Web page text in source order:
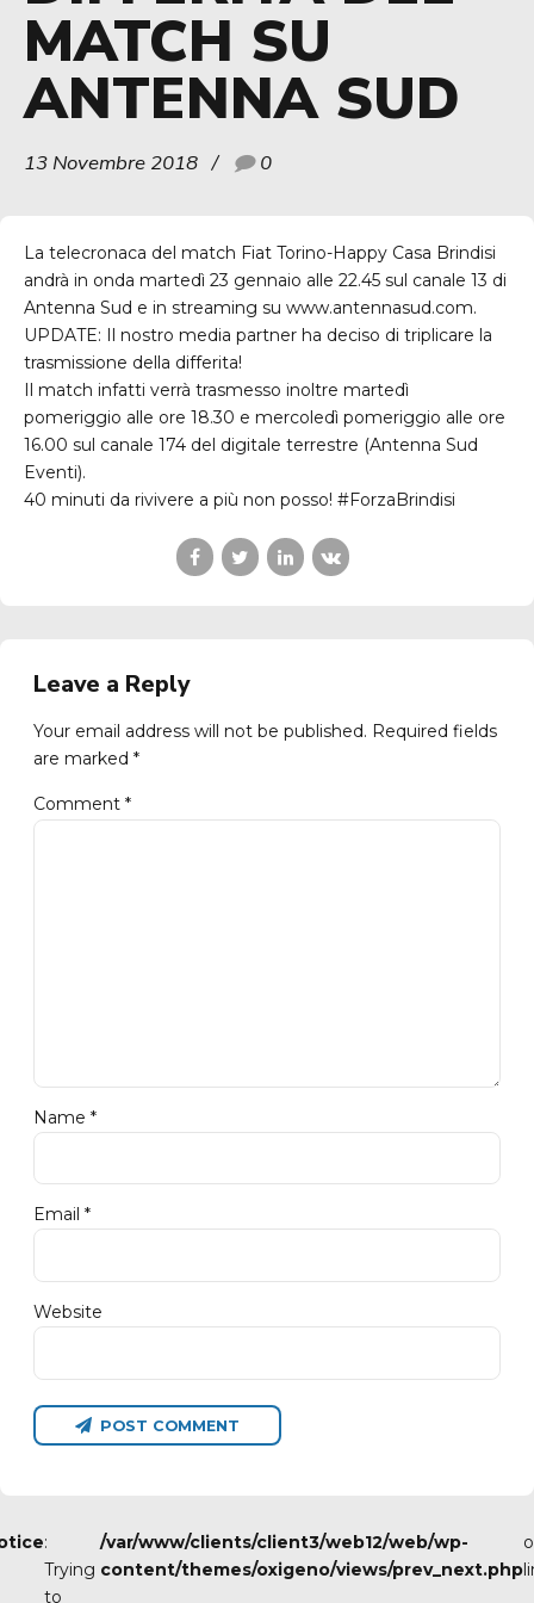
MATCH SU
ANTENNA SUD
13 Novembre 2018 0
La telecronaca del match Fiat Torino-Happy Casa Brindisi
andrà in onda martedì 23 gennaio alle 22.45 sul canale 13 di
Antenna Sud e in streaming su www.antennasud.com.
UPDATE: Il nostro media partner ha deciso di triplicare la
trasmissione della differita!
Il match infatti verrà trasmesso inoltre martedì
pomeriggio alle ore 18.30 e mercoledì pomeriggio alle ore
16.00 sul canale 174 del digitale terrestre (Antenna Sud
Eventi).
40 minuti da rivivere a più non posso! #ForzaBrindisi
Leave a Reply
Your email address will not be published. Required fields
are marked *
Comment *
Name *
Email *
Website
POST COMMENT
:
Trying
to
/var/www/clients/client3/web12/web/wp-
content/themes/oxigeno/views/prev_next.php